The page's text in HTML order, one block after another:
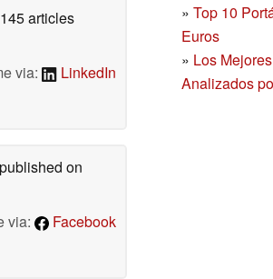
» Top 10
Euros
» Los
Analizados
articles
via:
LinkedIn
on
via:
Facebook